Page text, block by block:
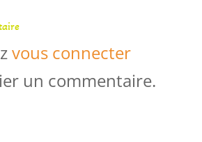
vous connecter
un commentaire.